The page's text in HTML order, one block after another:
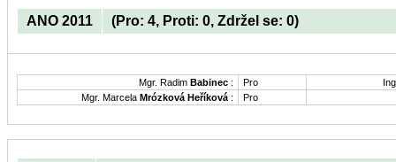
ANO 2011 (Pro: 4, Proti: 0, Zdržel se: 0)
Mgr. Radim Babinec : Pro
Mgr. Marcela Mrózková Heříková : Pro